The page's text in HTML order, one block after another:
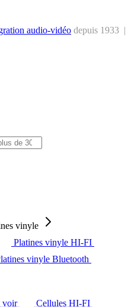
tion audio-vidéo depuis 1933 |
vinyle
Platines vinyle HI-FI
vinyle Bluetooth
voir
Cellules HI-FI